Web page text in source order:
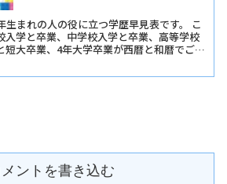
生まれの人の役に立つ学歴早見表です。 こ
入学と卒業、中学校入学と卒業、高等学校
短大卒業、4年大学卒業が西暦と和暦でご確
メントを書き込む